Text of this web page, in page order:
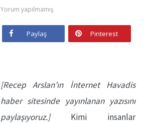
Yorum yapılmamış
Paylaş Pinterest
[Recep Arslan’ın İnternet Havadis
haber sitesinde yayınlanan yazısını
paylaşıyoruz.]Kimi insanlar